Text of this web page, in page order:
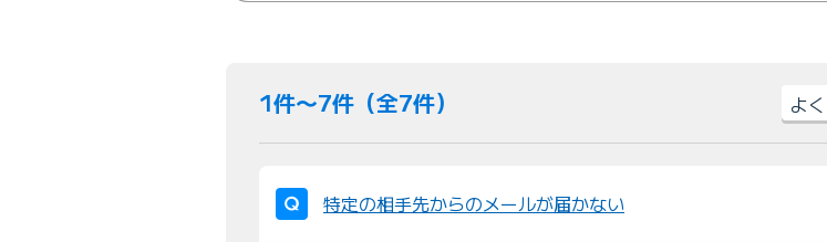
1件〜7件（全7件）
並
特定の相手先からのメールが届かない